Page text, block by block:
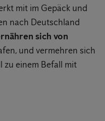
mit im Gepäck und
nach Deutschland
sich von
und vermehren sich
zu einem Befall mit